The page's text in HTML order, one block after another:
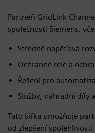
Partneři GridLink
společnosti Siemens,
Středně napěťová
Ochranné relé a
Řešení pro
Služby, náhradní díly
Tato šířka umožňuje
od zlepšení